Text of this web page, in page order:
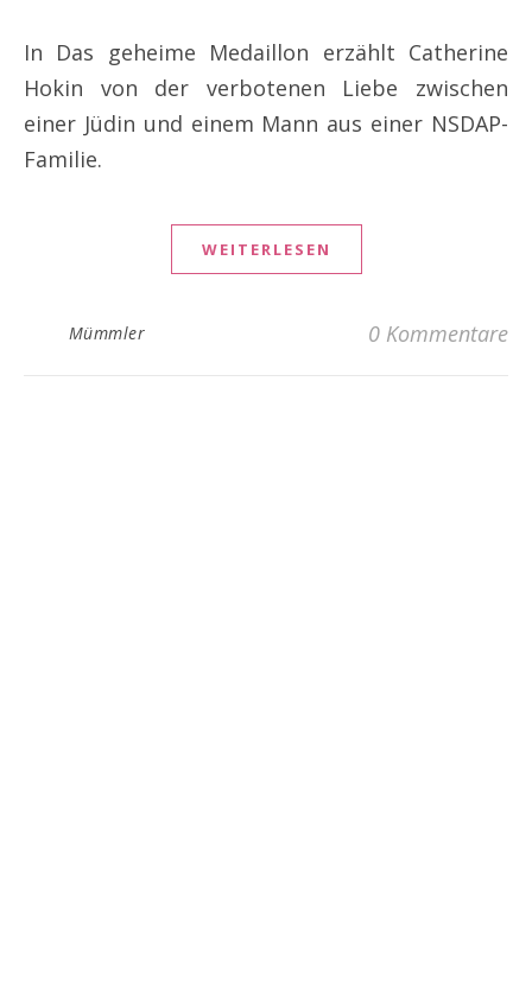
In Das geheime Medaillon erzählt Catherine
Hokin von der verbotenen Liebe zwischen
einer Jüdin und einem Mann aus einer NSDAP-
Familie.
WEITERLESEN
Mümmler 0 Kommentare